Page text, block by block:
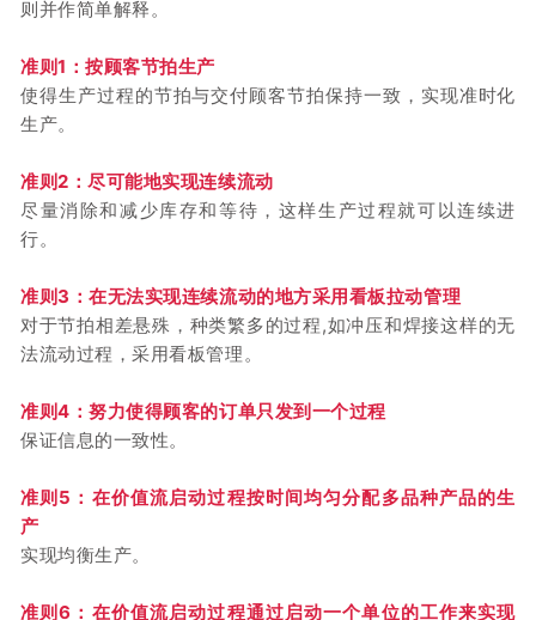
则并作简单解释。
准则1：按顾客节拍生产
使得生产过程的节拍与交付顾客节拍保持一致，实现准时化
生产。
准则2：尽可能地实现连续流动
尽量消除和减少库存和等待，这样生产过程就可以连续进
行。
准则3：在无法实现连续流动的地方采用看板拉动管理
对于节拍相差悬殊，种类繁多的过程,如冲压和焊接这样的无
法流动过程，采用看板管理。
准则4：努力使得顾客的订单只发到一个过程
保证信息的一致性。
准则5： 在价值流启动过程按时间均匀分配多品种产品的生
产
实现均衡生产。
准则6： 在价值流启动过程通过启动一个单位的工作来实现